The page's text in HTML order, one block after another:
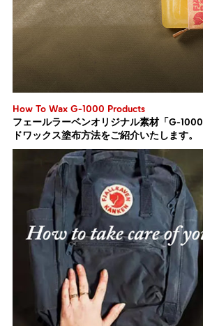
How To Wax G-1000 Products
フェールラーベンオリジナル素材「G-
ドワックス塗布方法をご紹介いたします。